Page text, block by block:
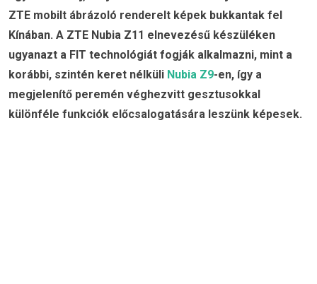
ZTE mobilt ábrázoló renderelt képek bukkantak fel
Kínában. A ZTE Nubia Z11 elnevezésű készüléken
ugyanazt a FIT technológiát fogják alkalmazni, mint a
korábbi, szintén keret nélküli Nubia Z9-en, így a
megjelenítő peremén véghezvitt gesztusokkal
különféle funkciók előcsalogatására leszünk képesek.